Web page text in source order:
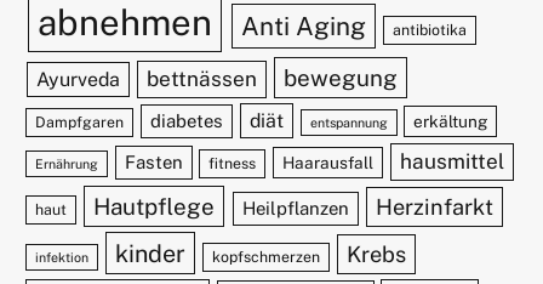
abnehmen Anti Aging antibiotika
Ayurveda bettnässen bewegung
Dampfgaren diabetes diät entspannung erkältung
Ernährung Fasten fitness Haarausfall hausmittel
haut Hautpflege Heilpflanzen Herzinfarkt
infektion kinder kopfschmerzen Krebs